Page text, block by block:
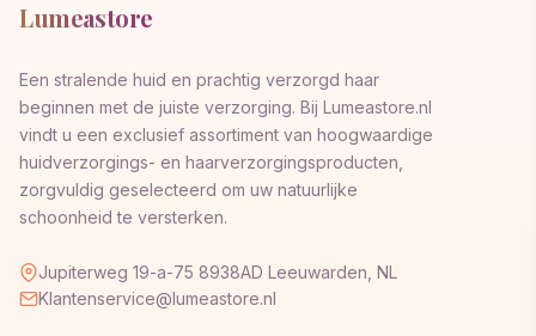
Lumeastore
Een stralende huid en prachtig verzorgd haar
beginnen met de juiste verzorging. Bij Lumeastore.nl
vindt u een exclusief assortiment van hoogwaardige
huidverzorgings- en haarverzorgingsproducten,
zorgvuldig geselecteerd om uw natuurlijke
schoonheid te versterken.
Jupiterweg 19-a-75 8938AD Leeuwarden, NL
Klantenservice@lumeastore.nl